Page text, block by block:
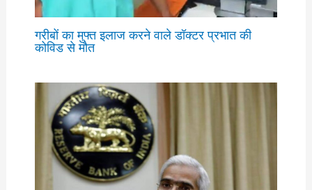
गरीबों का मुफ्त इलाज करने वाले डॉक्टर प्रभात की
कोविड से मौत